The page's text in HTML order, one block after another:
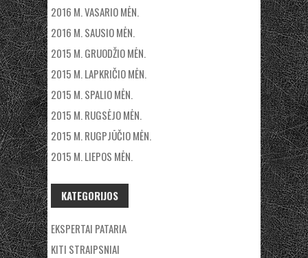
2016 M. VASARIO MĖN.
2016 M. SAUSIO MĖN.
2015 M. GRUODŽIO MĖN.
2015 M. LAPKRIČIO MĖN.
2015 M. SPALIO MĖN.
2015 M. RUGSĖJO MĖN.
2015 M. RUGPJŪČIO MĖN.
2015 M. LIEPOS MĖN.
KATEGORIJOS
EKSPERTAI PATARIA
KITI STRAIPSNIAI